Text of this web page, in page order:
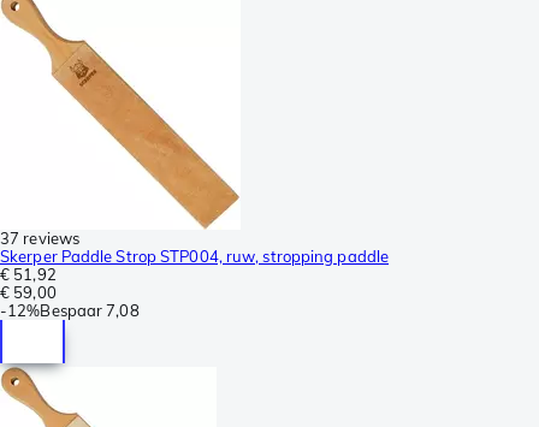
37 reviews
Skerper Paddle Strop STP004, ruw, stropping paddle
€ 51,92
€ 59,00
-12%Bespaar 7,08